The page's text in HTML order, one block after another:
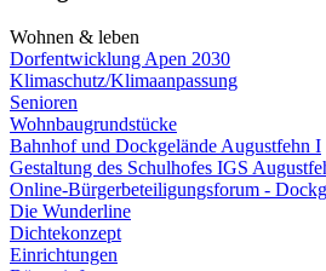
Wohnen & leben
Dorfentwicklung Apen 2030
Klimaschutz/Klimaanpassung
Senioren
Wohnbaugrundstücke
Bahnhof und Dockgelände Augustfehn I
Gestaltung des Schulhofes IGS
Online-Bürgerbeteiligungsforum -
Die Wunderline
Dichtekonzept
Einrichtungen